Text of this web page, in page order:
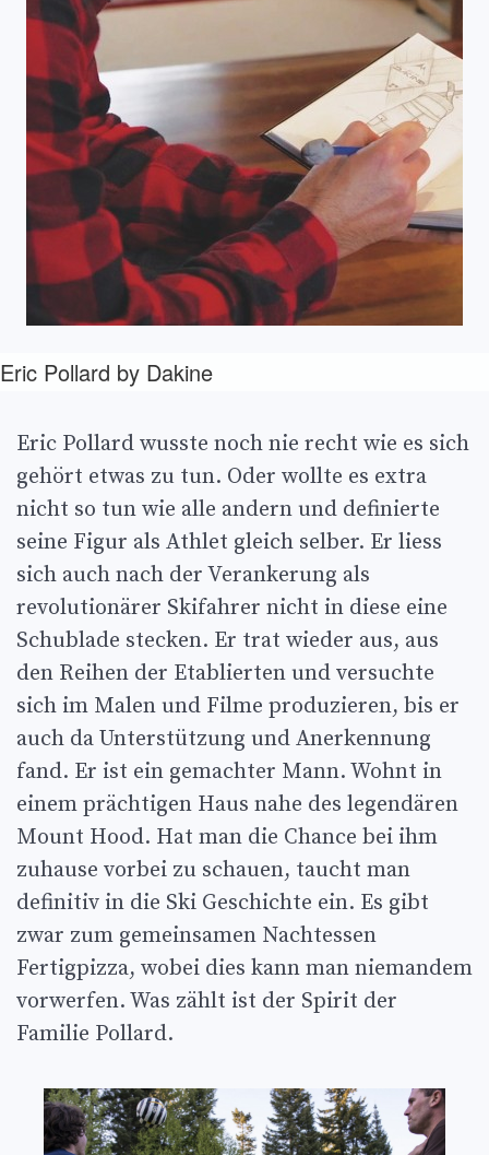
Eric Pollard by Dakine
Eric Pollard wusste noch nie recht wie es sich
gehört etwas zu tun. Oder wollte es extra
nicht so tun wie alle andern und definierte
seine Figur als Athlet gleich selber. Er liess
sich auch nach der Verankerung als
revolutionärer Skifahrer nicht in diese eine
Schublade stecken. Er trat wieder aus, aus
den Reihen der Etablierten und versuchte
sich im Malen und Filme produzieren, bis er
auch da Unterstützung und Anerkennung
fand. Er ist ein gemachter Mann. Wohnt in
einem prächtigen Haus nahe des legendären
Mount Hood. Hat man die Chance bei ihm
zuhause vorbei zu schauen, taucht man
definitiv in die Ski Geschichte ein. Es gibt
zwar zum gemeinsamen Nachtessen
Fertigpizza, wobei dies kann man niemandem
vorwerfen. Was zählt ist der Spirit der
Familie Pollard.